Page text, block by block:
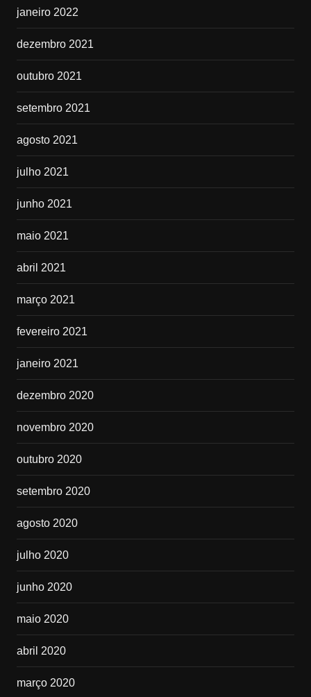
janeiro 2022
dezembro 2021
outubro 2021
setembro 2021
agosto 2021
julho 2021
junho 2021
maio 2021
abril 2021
março 2021
fevereiro 2021
janeiro 2021
dezembro 2020
novembro 2020
outubro 2020
setembro 2020
agosto 2020
julho 2020
junho 2020
maio 2020
abril 2020
março 2020